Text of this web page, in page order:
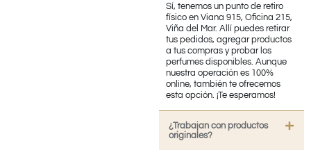
Sí, tenemos un punto de retiro
físico en Viana 915, Oficina 215,
Viña del Mar. Allí puedes retirar
tus pedidos, agregar productos
a tus compras y probar los
perfumes disponibles. Aunque
nuestra operación es 100%
online, también te ofrecemos
esta opción. ¡Te esperamos!
¿Trabajan con productos
originales?